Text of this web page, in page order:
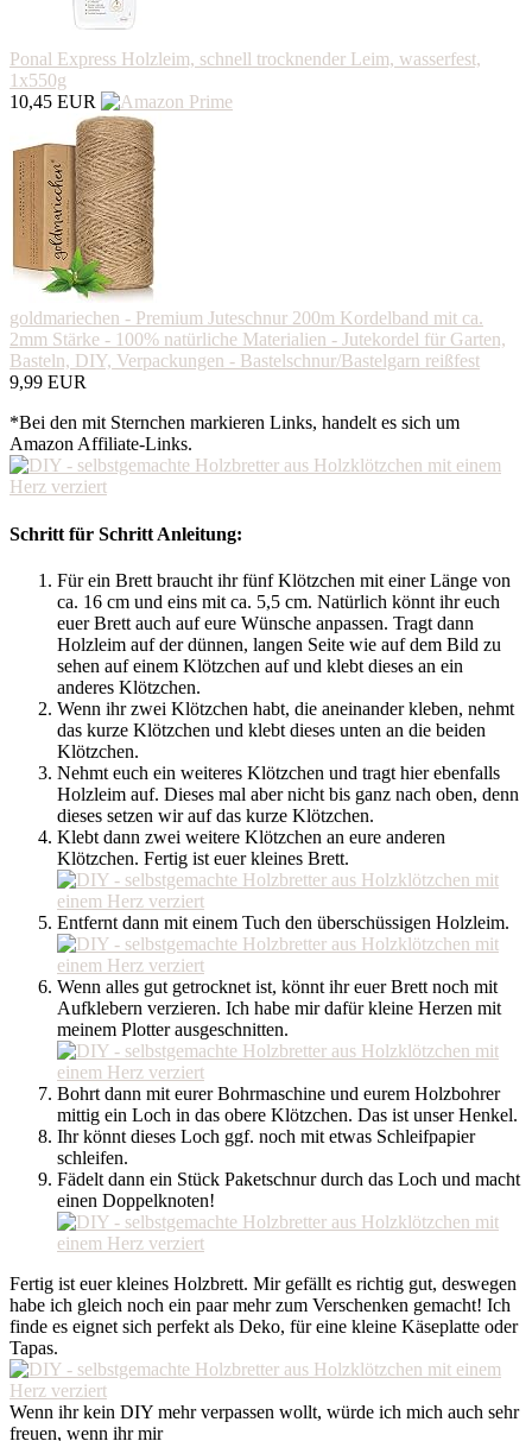
Ponal Express Holzleim, schnell trocknender Leim, wasserfest,
1x550g
10,45 EUR
goldmariechen - Premium Juteschnur 200m Kordelband mit ca.
2mm Stärke - 100% natürliche Materialien - Jutekordel für Garten,
Basteln, DIY, Verpackungen - Bastelschnur/Bastelgarn reißfest
9,99 EUR
*Bei den mit Sternchen markieren Links, handelt es sich um
Amazon Affiliate-Links.
Schritt für Schritt Anleitung:
Für ein Brett braucht ihr fünf Klötzchen mit einer Länge von
ca. 16 cm und eins mit ca. 5,5 cm. Natürlich könnt ihr euch
euer Brett auch auf eure Wünsche anpassen. Tragt dann
Holzleim auf der dünnen, langen Seite wie auf dem Bild zu
sehen auf einem Klötzchen auf und klebt dieses an ein
anderes Klötzchen.
Wenn ihr zwei Klötzchen habt, die aneinander kleben, nehmt
das kurze Klötzchen und klebt dieses unten an die beiden
Klötzchen.
Nehmt euch ein weiteres Klötzchen und tragt hier ebenfalls
Holzleim auf. Dieses mal aber nicht bis ganz nach oben, denn
dieses setzen wir auf das kurze Klötzchen.
Klebt dann zwei weitere Klötzchen an eure anderen
Klötzchen. Fertig ist euer kleines Brett.
Entfernt dann mit einem Tuch den überschüssigen Holzleim.
Wenn alles gut getrocknet ist, könnt ihr euer Brett noch mit
Aufklebern verzieren. Ich habe mir dafür kleine Herzen mit
meinem Plotter ausgeschnitten.
Bohrt dann mit eurer Bohrmaschine und eurem Holzbohrer
mittig ein Loch in das obere Klötzchen. Das ist unser Henkel.
Ihr könnt dieses Loch ggf. noch mit etwas Schleifpapier
schleifen.
Fädelt dann ein Stück Paketschnur durch das Loch und macht
einen Doppelknoten!
Fertig ist euer kleines Holzbrett. Mir gefällt es richtig gut, deswegen
habe ich gleich noch ein paar mehr zum Verschenken gemacht! Ich
finde es eignet sich perfekt als Deko, für eine kleine Käseplatte oder
Tapas.
Wenn ihr kein DIY mehr verpassen wollt, würde ich mich auch sehr
freuen, wenn ihr mir